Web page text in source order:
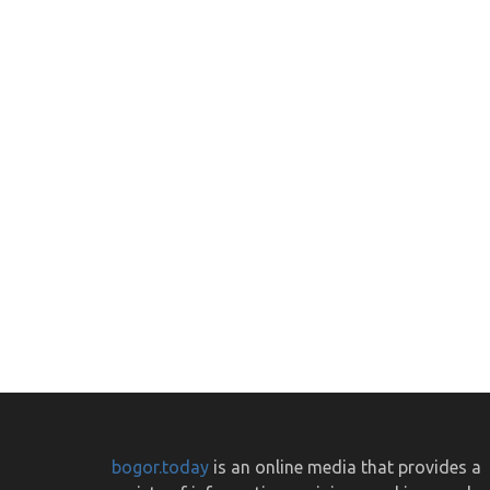
bogor.today is an online media that provides a